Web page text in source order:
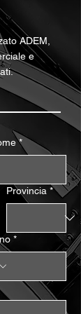
ADEM,
e
*
Provincia *
*